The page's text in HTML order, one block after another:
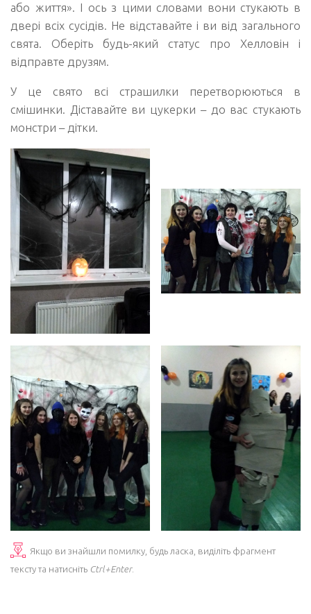
або життя». І ось з цими словами вони стукають в
двері всіх сусідів. Не відставайте і ви від загального
свята. Оберіть будь-який статус про Хелловін і
відправте друзям.
У це свято всі страшилки перетворюються в
смішинки. Діставайте ви цукерки – до вас стукають
монстри – дітки.
Якщо ви знайшли помилку, будь ласка, виділіть фрагмент
тексту та натисніть Ctrl+Enter.